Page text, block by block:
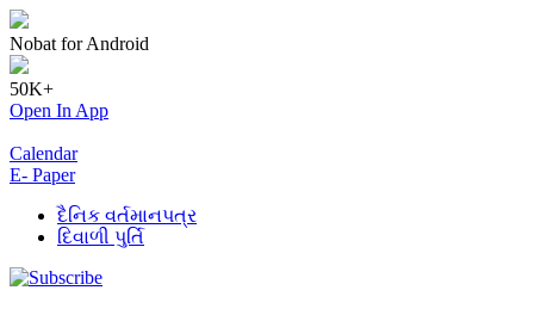
Nobat for Android
50K+
Open In App
Calendar
E- Paper
દૈનિક વર્તમાનપત્ર
દિવાળી પુર્તિ